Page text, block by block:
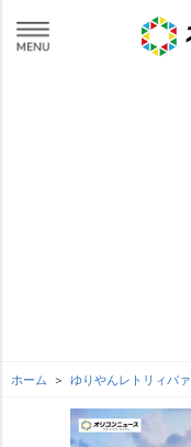
ホーム ゆりやんレトリィバァ